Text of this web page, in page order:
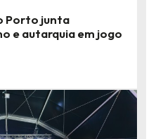
Porto junta
e autarquia em jogo